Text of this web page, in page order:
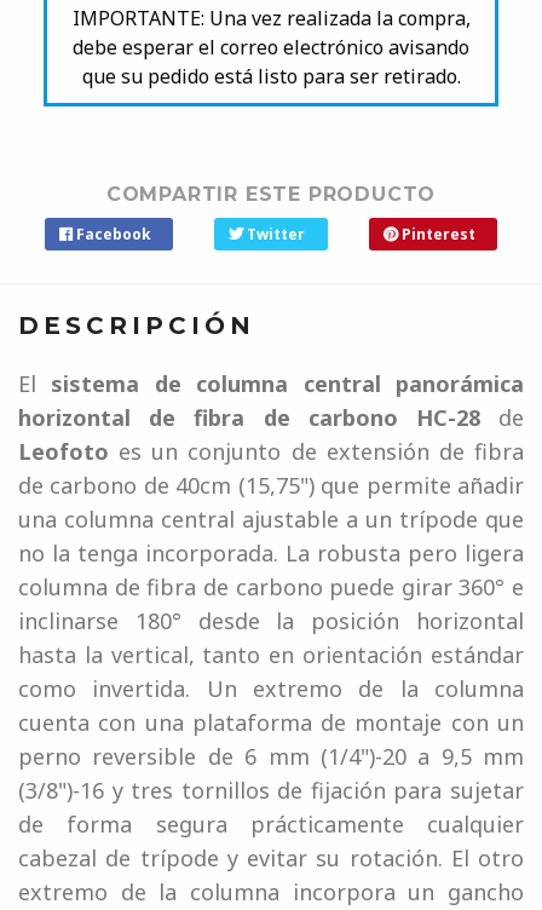
IMPORTANTE: Una vez realizada la compra,
debe esperar el correo electrónico avisando
que su pedido está listo para ser retirado.
COMPARTIR ESTE PRODUCTO
Facebook Twitter Pinterest
DESCRIPCIÓN
El sistema de columna central panorámica
horizontal de fibra de carbono HC-28de
Leofoto es un conjunto de extensión de fibra
de carbono de 40cm (15,75") que permite añadir
una columna central ajustable a un trípode que
no la tenga incorporada. La robusta pero ligera
columna de fibra de carbono puede girar 360° e
inclinarse 180° desde la posición horizontal
hasta la vertical, tanto en orientación estándar
como invertida. Un extremo de la columna
cuenta con una plataforma de montaje con un
perno reversible de 6 mm (1/4")-20 a 9,5 mm
(3/8")-16 y tres tornillos de fijación para sujetar
de forma segura prácticamente cualquier
cabezal de trípode y evitar su rotación. El otro
extremo de la columna incorpora un gancho